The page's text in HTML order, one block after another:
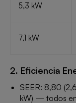
5,3 kW
7,1 kW
2. Eficiencia
SEER: 8,80
kW) — todos